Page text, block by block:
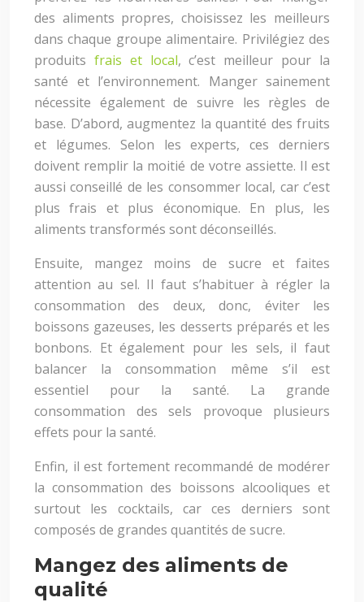
des aliments propres, choisissez les meilleurs
dans chaque groupe alimentaire. Privilégiez des
produits frais et local, c’est meilleur pour la
santé et l’environnement. Manger sainement
nécessite également de suivre les règles de
base. D’abord, augmentez la quantité des fruits
et légumes. Selon les experts, ces derniers
doivent remplir la moitié de votre assiette. Il est
aussi conseillé de les consommer local, car c’est
plus frais et plus économique. En plus, les
aliments transformés sont déconseillés.
Ensuite, mangez moins de sucre et faites
attention au sel. Il faut s’habituer à régler la
consommation des deux, donc, éviter les
boissons gazeuses, les desserts préparés et les
bonbons. Et également pour les sels, il faut
balancer la consommation même s’il est
essentiel pour la santé. La grande
consommation des sels provoque plusieurs
effets pour la santé.
Enfin, il est fortement recommandé de modérer
la consommation des boissons alcooliques et
surtout les cocktails, car ces derniers sont
composés de grandes quantités de sucre.
Mangez des aliments de
qualité